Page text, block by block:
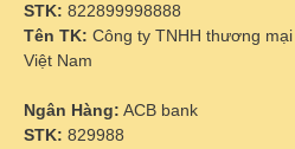
STK: 822899998888
Tên TK: Công ty TNHH thương
Việt Nam
Ngân Hàng: ACB bank
STK: